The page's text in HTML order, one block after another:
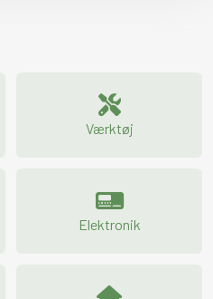
Værktøj
Elektronik